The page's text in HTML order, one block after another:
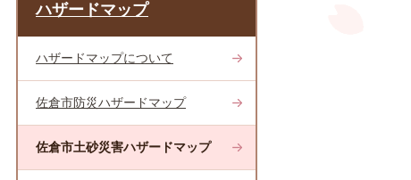
ハザードマップ
ハザードマップについて
佐倉市防災ハザードマップ
佐倉市土砂災害ハザードマップ